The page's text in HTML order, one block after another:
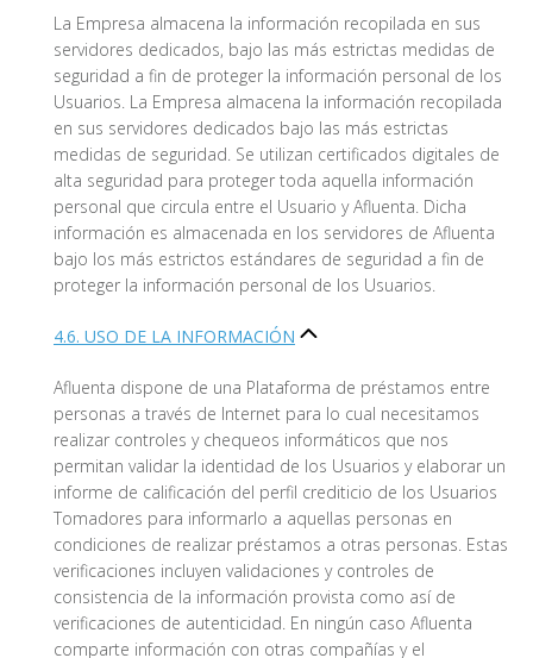
La Empresa almacena la información recopilada en sus
servidores dedicados, bajo las más estrictas medidas de
seguridad a fin de proteger la información personal de los
Usuarios. La Empresa almacena la información recopilada
en sus servidores dedicados bajo las más estrictas
medidas de seguridad. Se utilizan certificados digitales de
alta seguridad para proteger toda aquella información
personal que circula entre el Usuario y Afluenta. Dicha
información es almacenada en los servidores de Afluenta
bajo los más estrictos estándares de seguridad a fin de
proteger la información personal de los Usuarios.
4.6. USO DE LA INFORMACIÓN
Afluenta dispone de una Plataforma de préstamos entre
personas a través de Internet para lo cual necesitamos
realizar controles y chequeos informáticos que nos
permitan validar la identidad de los Usuarios y elaborar un
informe de calificación del perfil crediticio de los Usuarios
Tomadores para informarlo a aquellas personas en
condiciones de realizar préstamos a otras personas. Estas
verificaciones incluyen validaciones y controles de
consistencia de la información provista como así de
verificaciones de autenticidad. En ningún caso Afluenta
comparte información con otras compañías y el